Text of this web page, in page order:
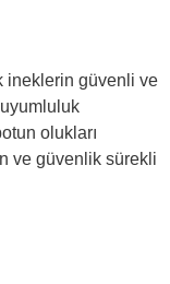
ineklerin güvenli ve
olukları
ve güvenlik sürekli